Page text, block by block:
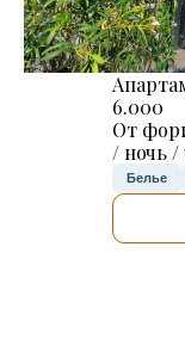
6.000
От
/ ночь /
Белье